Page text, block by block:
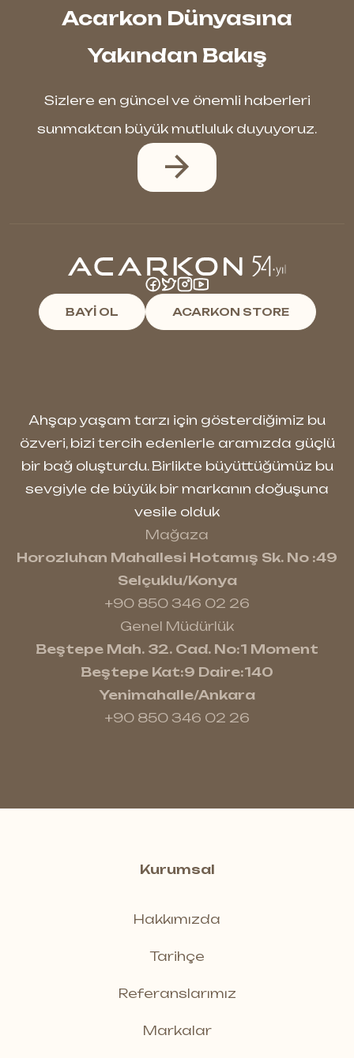
Acarkon Dünyasına
Yakından Bakış
Sizlere en güncel ve önemli haberleri
sunmaktan büyük mutluluk duyuyoruz.
BAYİ OL ACARKON STORE
Ahşap yaşam tarzı için gösterdiğimiz bu
özveri, bizi tercih edenlerle aramızda güçlü
bir bağ oluşturdu. Birlikte büyüttüğümüz bu
sevgiyle de büyük bir markanın doğuşuna
vesile olduk
Mağaza
Horozluhan Mahallesi Hotamış Sk. No :49
Selçuklu/Konya
+90 850 346 02 26
Genel Müdürlük
Beştepe Mah. 32. Cad. No:1 Moment
Beştepe Kat:9 Daire:140
Yenimahalle/Ankara
+90 850 346 02 26
Kurumsal
Hakkımızda
Tarihçe
Referanslarımız
Markalar